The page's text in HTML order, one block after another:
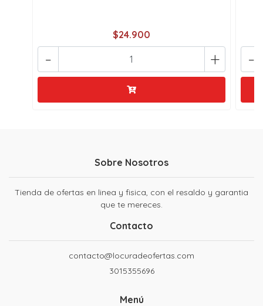
$24.900
+
- -
Sobre Nosotros
Tienda de ofertas en linea y fisica, con el resaldo y garantia
que te mereces.
Contacto
contacto@locuradeofertas.com
3015355696
Menú